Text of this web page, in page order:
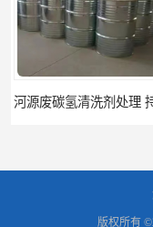
版权所有